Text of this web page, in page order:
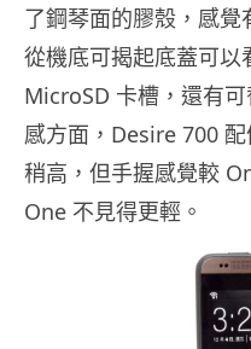
了鋼琴面的膠殼，感
從機底可揭起底蓋可
MicroSD 卡槽，還有
感方面，Desire 700
稍高，但手握感覺較
One 不見得更輕。